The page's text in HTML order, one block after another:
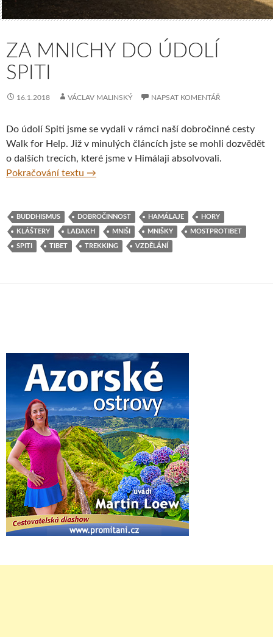
ZA MNICHY DO ÚDOLÍ
SPITI
16.1.2018 VÁCLAV MALINSKÝ NAPSAT KOMENTÁŘ
Do údolí Spiti jsme se vydali v rámci naší dobročinné cesty
Walk for Help. Již v minulých článcích jste se mohli dozvědět
o dalších trecích, které jsme v Himálaji absolvovali.
Pokračování textu Za mnichy do údolí Spiti
→
BUDDHISMUS DOBROČINNOST HAMÁLAJE HORY
KLÁŠTERY LADAKH MNIŠI MNIŠKY MOSTPROTIBET
SPITI TIBET TREKKING VZDĚLÁNÍ